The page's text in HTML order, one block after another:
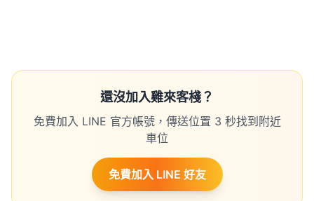
還沒加入雞來客棧？
免費加入 LINE 官方帳號，傳送位置 3 秒找到附近
車位
免費加入 LINE 好友